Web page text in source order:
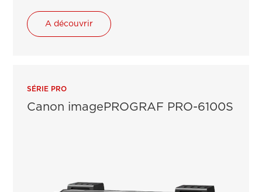
A découvrir
SÉRIE PRO
Canon imagePROGRAF PRO-6100S